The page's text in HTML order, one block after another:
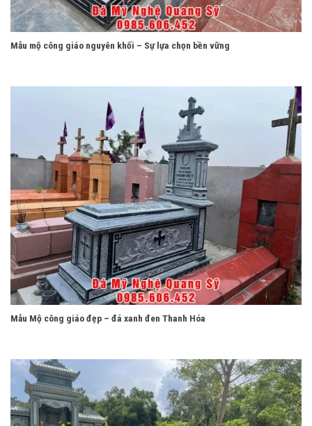
Mẫu mộ công giáo nguyên khối – Sự lựa chọn bền vững
Mẫu Mộ công giáo đẹp – đá xanh đen Thanh Hóa